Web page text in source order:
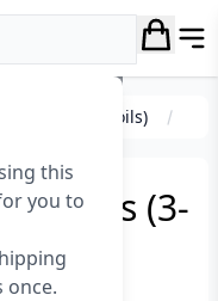
this
you to
once.
SMOK (Coils)
Coils (3-